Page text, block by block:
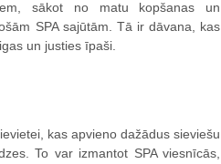
sākot no matu kopšanas un
SPA sajūtām. Tā ir dāvana, kas
un justies īpaši.
kas apvieno dažādus sieviešu
To var izmantot SPA viesnīcās,